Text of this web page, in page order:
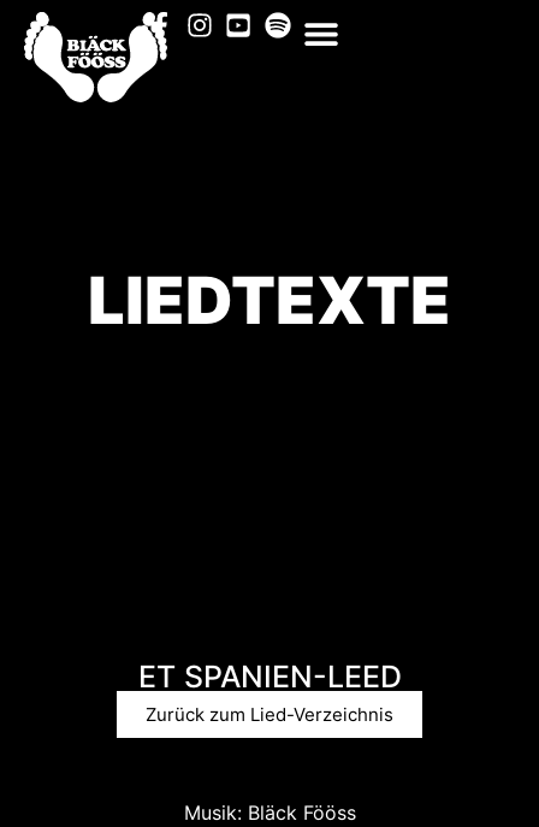
LIEDTEXTE
ET SPANIEN-LEED
Zurück zum Lied-Verzeichnis
Musik: Bläck Fööss